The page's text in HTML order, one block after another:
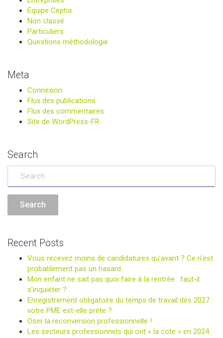
Équipe Cepha
Non classé
Particuliers
Questions méthodologie
Meta
Connexion
Flux des publications
Flux des commentaires
Site de WordPress-FR
Search
Recent Posts
Vous recevez moins de candidatures qu’avant ? Ce n’est
probablement pas un hasard.
Mon enfant ne sait pas quoi faire à la rentrée : faut-il
s’inquiéter ?
Enregistrement obligatoire du temps de travail dès 2027 :
votre PME est-elle prête ?
Oser la reconversion professionnelle !
Les secteurs professionnels qui ont « la cote » en 2024